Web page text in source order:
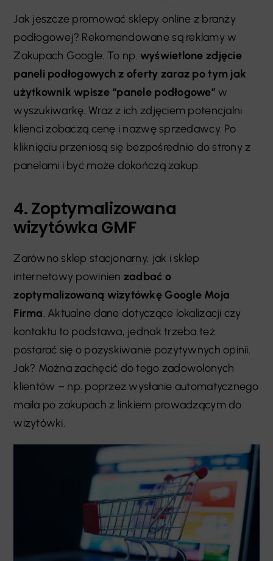
Jak jeszcze promować sklepy online z branży
podłogowej? Rekomendowane są reklamy w
Zakupach Google. To np. wyświetlone zdjęcie
paneli podłogowych z oferty zaraz po tym jak
użytkownik wpisze “panele podłogowe” w
wyszukiwarkę. Wraz z ich zdjęciem potencjalni
klienci zobaczą cenę i nazwę sprzedawcy. Po
kliknięciu przeniosą się bezpośrednio do strony z
panelami i być może dokończą zakup.
4. Zoptymalizowana
wizytówka GMF
Zarówno sklep stacjonarny, jak i sklep
internetowy powinien zadbać o
zoptymalizowaną wizytówkę Google Moja
Firma. Aktualne dane dotyczące lokalizacji czy
kontaktu to podstawa, jednak trzeba też
postarać się o pozyskiwanie pozytywnych opinii.
Jak? Można zachęcić do tego zadowolonych
klientów – np. poprzez wysłanie automatycznego
maila po zakupach z linkiem prowadzącym do
wizytówki.